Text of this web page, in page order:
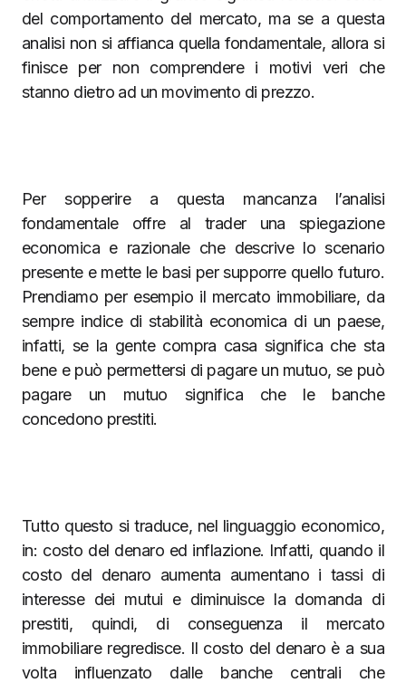
del comportamento del mercato, ma se a questa
analisi non si affianca quella fondamentale, allora si
finisce per non comprendere i motivi veri che
stanno dietro ad un movimento di prezzo.
Per sopperire a questa mancanza l’analisi
fondamentale offre al trader una spiegazione
economica e razionale che descrive lo scenario
presente e mette le basi per supporre quello futuro.
Prendiamo per esempio il mercato immobiliare, da
sempre indice di stabilità economica di un paese,
infatti, se la gente compra casa significa che sta
bene e può permettersi di pagare un mutuo, se può
pagare un mutuo significa che le banche
concedono prestiti.
Tutto questo si traduce, nel linguaggio economico,
in: costo del denaro ed inflazione. Infatti, quando il
costo del denaro aumenta aumentano i tassi di
interesse dei mutui e diminuisce la domanda di
prestiti, quindi, di conseguenza il mercato
immobiliare regredisce. Il costo del denaro è a sua
volta influenzato dalle banche centrali che